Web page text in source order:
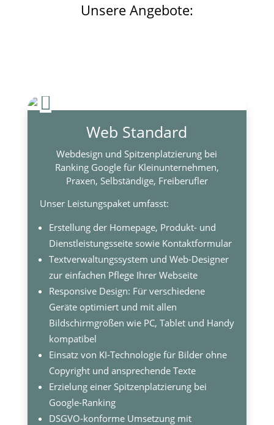
Unsere Angebote:

Web Standard
Webdesign und Spitzenplatzierung bei
Ranking Google für Kleinunternehmen,
Praxen, Selbständige, Freiberufler
Unser Leistungspaket umfasst:
Erstellung der Homepage, Produkt- und
Dienstleistungsseite sowie Kontaktformular
Textverwaltungssystem und Web-Designer
zur einfachen Pflege Ihrer Webseite
Responsive Design: Für verschiedene
Geräte optimiert und mit allen
Bildschirmgrößen wie PC, Tablet und Handy
kompatibel
Einsatz von KI-Technologie für Bilder ohne
Copyright und ansprechende Texte
Erzielung einer Spitzenplatzierung bei
Google-Ranking
DSGVO-konforme Umsetzung mit